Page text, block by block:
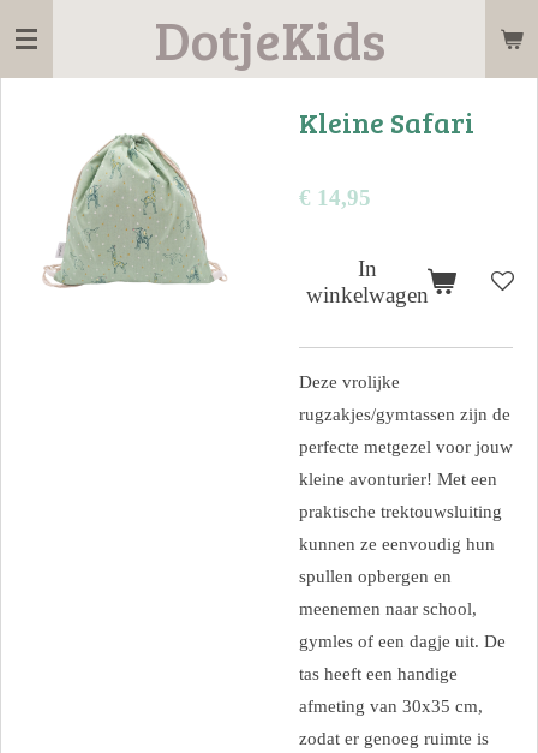
Ga
hoofdinhoud
DotjeKids
Kleine Safari
€ 14,95
In
winkelwagen
Deze vrolijke
rugzakjes/gymtassen zijn de
perfecte metgezel voor jouw
kleine avonturier! Met een
praktische trektouwsluiting
kunnen ze eenvoudig hun
spullen opbergen en
meenemen naar school,
gymles of een dagje uit. De
tas heeft een handige
afmeting van 30x35 cm,
zodat er genoeg ruimte is